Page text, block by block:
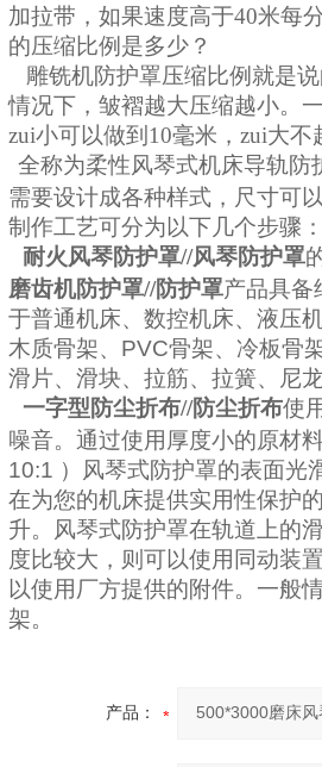
加拉带，如果速度高于40米每
的压缩比例是多少？
雕铣机防护罩压缩比例就是
情况下，皱褶越大压缩越小。
zui小可以做到10毫米，zui大不
全称为柔性风琴式机床导轨防
需要设计成各种样式，尺寸可
制作工艺可分为以下几个步骤
耐火风琴防护罩//风琴防护罩
磨齿机防护罩//防护罩产品具备
于普通机床、数控机床、液压
木质骨架、PVC骨架、冷板骨
滑片、滑块、拉筋、拉簧、尼龙
一字型防尘折布//防尘折布使
噪音。通过使用厚度小的原材
10:1 ）
风琴式防护罩的表面光
在为您的机床提供实用性保护
升。
风琴式防护罩在轨道上的
度比较大，则可以使用同动装
以使用厂方提供的附件。一般
架。
产品：